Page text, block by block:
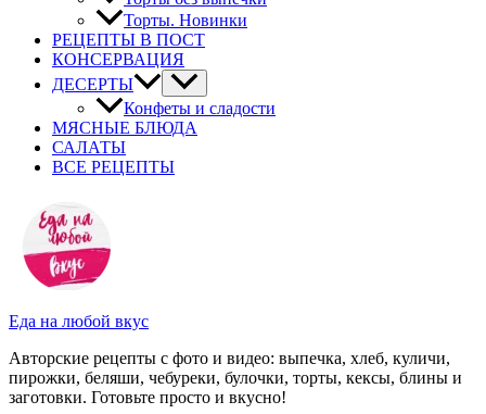
Торты. Новинки
РЕЦЕПТЫ В ПОСТ
КОНСЕРВАЦИЯ
ДЕСЕРТЫ
Конфеты и сладости
МЯСНЫЕ БЛЮДА
САЛАТЫ
ВСЕ РЕЦЕПТЫ
Еда на любой вкус
Авторские рецепты с фото и видео: выпечка, хлеб, куличи,
пирожки, беляши, чебуреки, булочки, торты, кексы, блины и
заготовки. Готовьте просто и вкусно!